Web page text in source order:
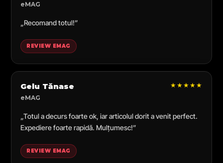
eMAG
„Recomand totul!”
REVIEW EMAG
Gelu Tănase
eMAG
★★★★★
„Totul a decurs foarte ok, iar articolul dorit a venit perfect.
Expediere foarte rapidă. Mulțumesc!”
REVIEW EMAG